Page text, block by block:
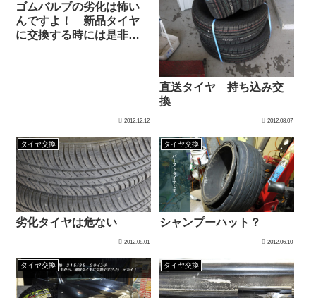
ゴムバルブの劣化は怖い
んですよ！ 新品タイヤ
に交換する時には是非と
2012.12.12
直送タイヤ 持ち込み交
換
2012.08.07
タイヤ交換
劣化タイヤは危ない
2012.08.01
タイヤ交換
シャンプーハット？
2012.06.10
タイヤ交換 タイヤ交換